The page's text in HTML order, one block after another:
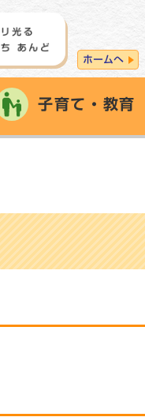
ホームへ
子育て・教育